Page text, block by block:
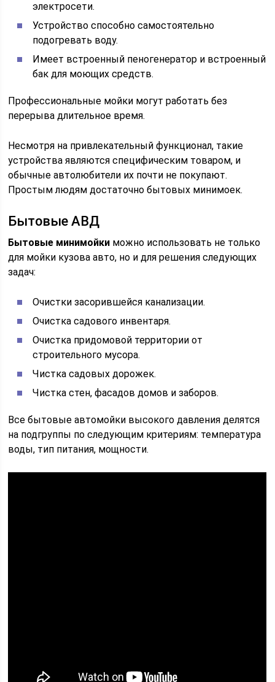
электросети.
Устройство способно самостоятельно
подогревать воду.
Имеет встроенный пеногенератор и встроенный
бак для моющих средств.
Профессиональные мойки могут работать без
перерыва длительное время.
Несмотря на привлекательный функционал, такие
устройства являются специфическим товаром, и
обычные автолюбители их почти не покупают.
Простым людям достаточно бытовых минимоек.
Бытовые АВД
Бытовые минимойки можно использовать не только
для мойки кузова авто, но и для решения следующих
задач:
Очистки засорившейся канализации.
Очистка садового инвентаря.
Очистка придомовой территории от
строительного мусора.
Чистка садовых дорожек.
Чистка стен, фасадов домов и заборов.
Все бытовые автомойки высокого давления делятся
на подгруппы по следующим критериям: температура
воды, тип питания, мощности.